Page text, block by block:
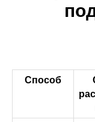
Способ